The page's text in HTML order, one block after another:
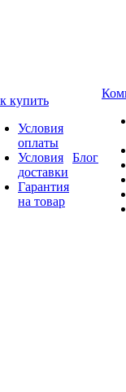
купить
Условия
оплаты
Условия
доставки
Гарантия
на товар
Блог